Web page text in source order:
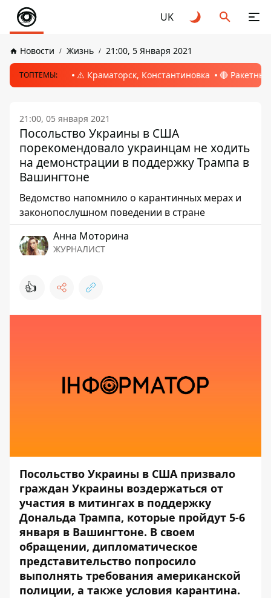
UK
Новости Жизнь 21:00, 5 Января 2021
ТОПТЕМЫ: ⚠️ Краматорск, Константиновка 🔴
21:00, 05 января 2021
Посольство Украины в США
порекомендовало украинцам не ходить
на демонстрации в поддержку Трампа в
Вашингтоне
Ведомство напомнило о карантинных мерах и
законопослушном поведении в стране
Анна Моторина
ЖУРНАЛИСТ
👍
Посольство Украины в США призвало
граждан Украины воздержаться от
участия в митингах в поддержку
Дональда Трампа, которые пройдут 5-6
января в Вашингтоне. В своем
обращении, дипломатическое
представительство попросило
выполнять требования американской
полиции, а также условия карантина.